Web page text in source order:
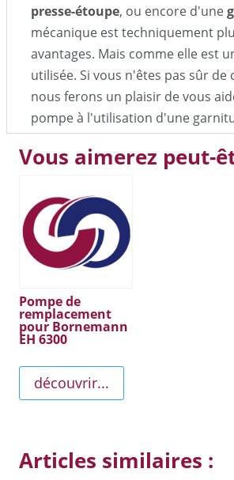
presse-étoupe, ou encore d'une
mécanique est techniquement
avantages. Mais comme elle est
utilisée. Si vous n'êtes pas sûr
nous ferons un plaisir de vous
pompe à l'utilisation d'une
Vous aimerez peut-
Pompe de
remplacement
pour Bornemann
EH 6300
découvrir...
Articles similaires :